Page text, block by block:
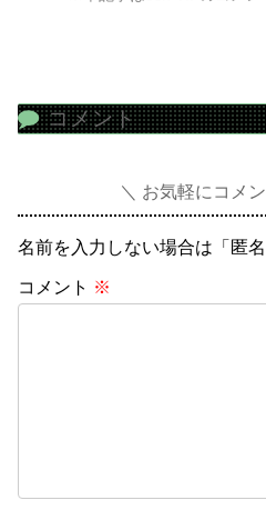
コメント
お気軽にコメ
名前を入力しない場合は「匿
コメント ※